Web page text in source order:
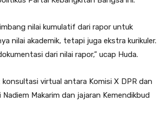
nilai kumulatif dari rapor untuk
nilai akademik, tetapi juga ekstra kurikuler.
dari nilai rapor,” ucap Huda.
virtual antara Komisi X DPR dan
Makarim dan jajaran Kemendikbud